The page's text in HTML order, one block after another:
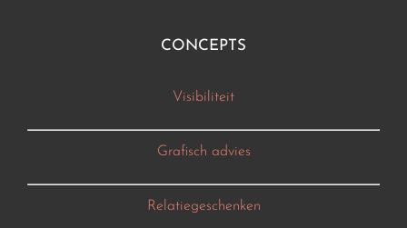
CONCEPTS
Visibiliteit
Grafisch advies
Relatiegeschenken